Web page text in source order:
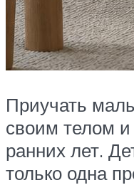
Приучать
своим телом и
ранних лет.
только одна